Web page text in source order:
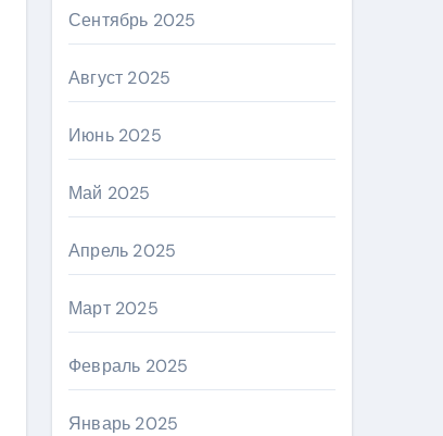
Сентябрь 2025
Август 2025
Июнь 2025
Май 2025
Апрель 2025
Март 2025
Февраль 2025
Январь 2025